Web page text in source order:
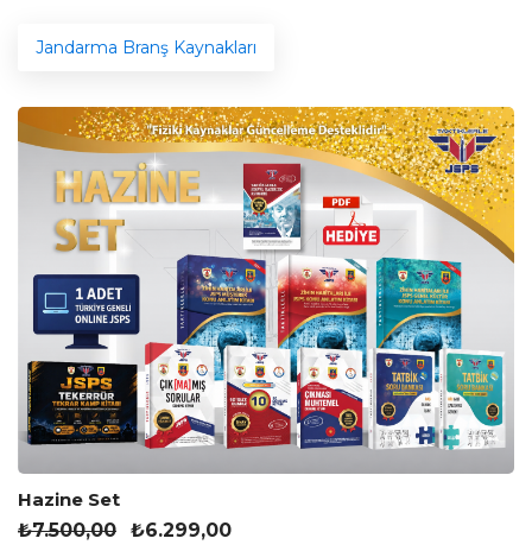
Jandarma Branş Kaynakları
Hazine Set
₺7.500,00 ₺6.299,00